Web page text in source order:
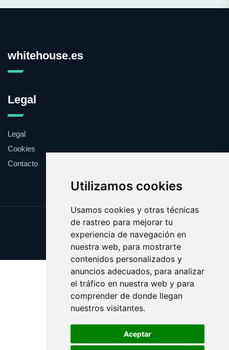
Utilizamos cookies
Usamos cookies y otras técnicas
de rastreo para mejorar tu
experiencia de navegación en
nuestra web, para mostrarte
contenidos personalizados y
anuncios adecuados, para analizar
el tráfico en nuestra web y para
comprender de donde llegan
nuestros visitantes.
Aceptar
whitehouse.es
Legal
Legal
Cookies
Contacto
Update cookies preferences
Copyright © 2025 whitehouse.es